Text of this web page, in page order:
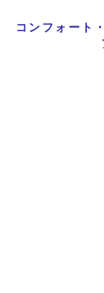
コンフォート